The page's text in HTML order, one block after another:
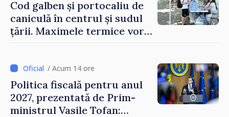
Cod galben și portocaliu de
caniculă în centrul și sudul
țării. Maximele termice vor
/ Acum 14 ore
Politica fiscală pentru anul
2027, prezentată de Prim-
ministrul Vasile Tofan: